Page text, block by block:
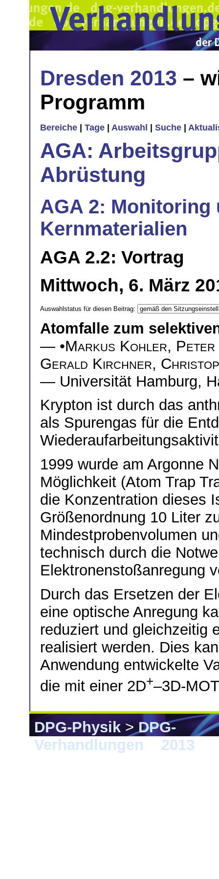
Dresden 2013 –
Programm
Bereiche Tage Auswahl Suche
AGA:
Abrüstung
AGA 2: Monitoring
Kernmaterialien
AGA 2.2: Vortrag
Mittwoch, 6. März
Auswahlstatus für diesen Beitrag:
Atomfalle zum
— •Markus Kohler, Peter
Gerald Kirchner,
— Universität Hamburg,
Krypton ist durch das
als Spurengas für die
1999 wurde am Argonne
Möglichkeit (Atom Trap
die Konzentration dieses
Größenordnung 10 Liter
Mindestprobenvolumen
technisch durch die
Elektronenstoßanregung
Durch das Ersetzen der
eine optische Anregung
reduziert und gleichzeitig
realisiert werden. Dies
Anwendung entwickelte
die mit einer 2D+–3D-
DPG-Physik>DPG-
Verhandlungen
2013